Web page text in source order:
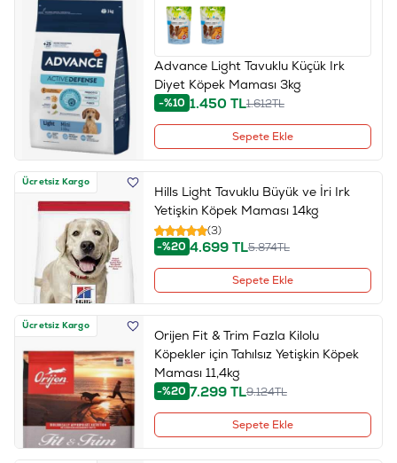
Advance Light Tavuklu Küçük Irk
Diyet Köpek Maması 3kg
-%10 1.450 TL1.612TL
Sepete Ekle
Ücretsiz Kargo
Hills Light Tavuklu Büyük ve İri Irk
Yetişkin Köpek Maması 14kg
(3)
-%20 4.699TL5.874TL
Sepete Ekle
Ücretsiz Kargo
Orijen Fit & Trim Fazla Kilolu
Köpekler için Tahılsız Yetişkin Köpek
Maması 11,4kg
-%20 7.299TL9.124TL
Sepete Ekle